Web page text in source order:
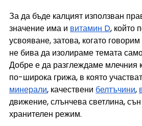
За да бъде калцият използван
значение има и витамин D, който
усвояване, затова, когато
не бива да изолираме темата
Добре е да разглеждаме млечния
по-широка грижа, в която
минерали, качествени белтъчини,
движение, слънчева светлина,
хранителен режим.